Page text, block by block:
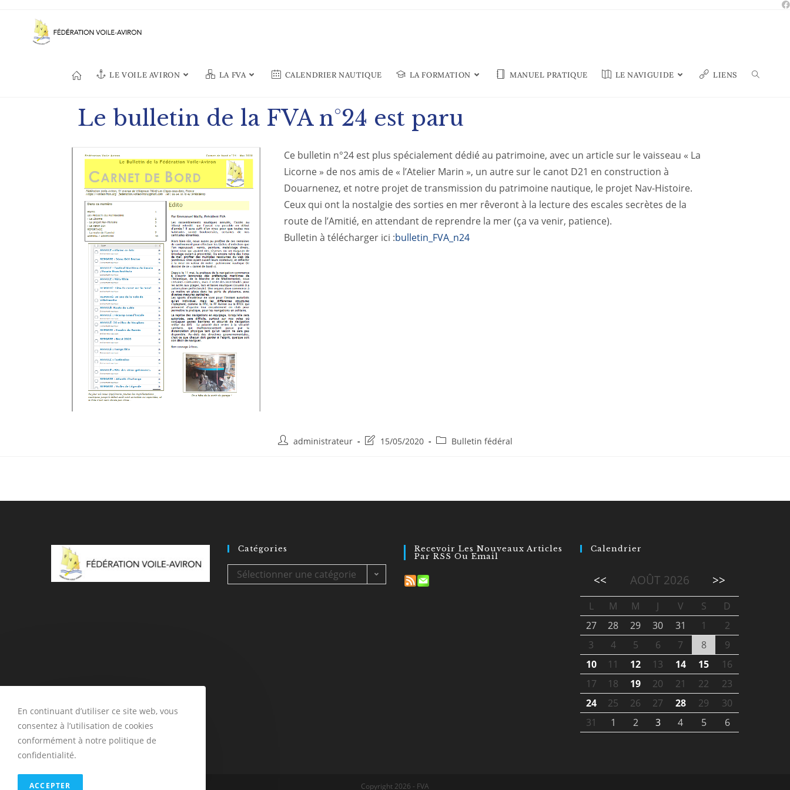
LE VOILE AVIRON LA FVA CALENDRIER NAUTIQUE LA FORMATION MANUEL PRATIQUE LE NAVIGUIDE LIENS
Le bulletin de la FVA n°24 est paru
Ce bulletin n°24 est plus spécialement dédié au patrimoine, avec un article sur le vaisseau « La
Licorne » de nos amis de « l’Atelier Marin », un autre sur le canot D21 en construction à
Douarnenez, et notre projet de transmission du patrimoine nautique, le projet Nav-Histoire.
Ceux qui ont la nostalgie des sorties en mer rêveront à la lecture des escales secrètes de la
route de l’Amitié, en attendant de reprendre la mer (ça va venir, patience).
Bulletin à télécharger ici :bulletin_FVA_n24
administrateur 15/05/2020 Bulletin fédéral
Catégories
Sélectionner une catégorie
Recevoir Les Nouveaux Articles
Par RSS Ou Email
Calendrier
<< AOÛT 2026 >>
L M M J V S
D
27
28 29 30 31 1
2
3
4 5 6 7 8
9
10
11 12 13 14 15
16
17
18 19 20 21 22
23
24
25 26 27 28 29
30
31
1 2 3 4 5 6
Copyright 2026 - FVA
En continuant d’utiliser ce site web, vous
consentez à l’utilisation de cookies
conformément à notre politique de
confidentialité.
ACCEPTER